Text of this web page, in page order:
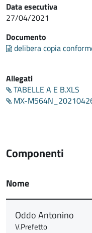
Data esecutiva
27/04/2021
Documento
delibera copia
Allegati
TABELLE A E B.XLS
MX-
Componenti
Nome
Oddo Antonino
V.Prefetto